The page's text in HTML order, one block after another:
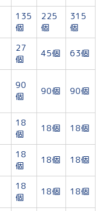
135
個
225
個
315
個
27
個
45個 63個
90
個
90個 90個
18
個
18個 18個
18
個
18個 18個
18
個
18個 18個